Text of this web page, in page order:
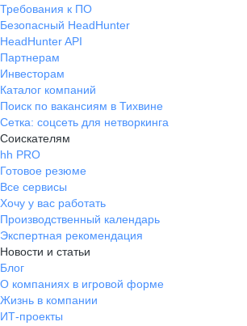
Требования к ПО
Безопасный HeadHunter
HeadHunter API
Партнерам
Инвесторам
Каталог компаний
Поиск по вакансиям в Тихвине
Сетка: соцсеть для нетворкинга
Соискателям
hh PRO
Готовое резюме
Все сервисы
Хочу у вас работать
Производственный календарь
Экспертная рекомендация
Новости и статьи
Блог
О компаниях в игровой форме
Жизнь в компании
ИТ-проекты